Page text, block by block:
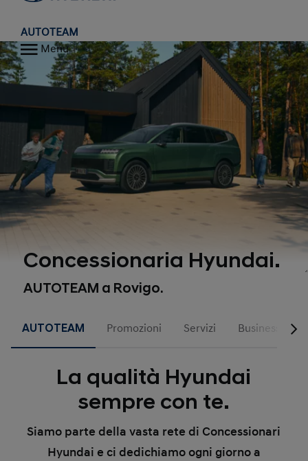
AUTOTEAM
Menu
Concessionaria Hyundai.
AUTOTEAM a Rovigo.
AUTOTEAM Promozioni Servizi Business
La qualità Hyundai
sempre con te.
Siamo parte della vasta rete di Concessionari
Hyundai e ci dedichiamo ogni giorno a